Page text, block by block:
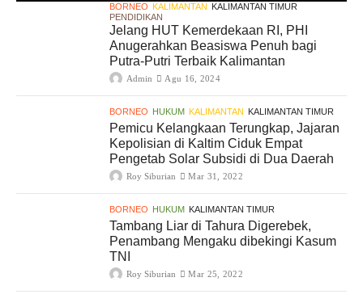
BORNEO KALIMANTAN KALIMANTAN TIMUR
PENDIDIKAN
Jelang HUT Kemerdekaan RI, PHI
Anugerahkan Beasiswa Penuh bagi
Putra-Putri Terbaik Kalimantan
Admin Agu 16, 2024
BORNEO HUKUM KALIMANTAN KALIMANTAN TIMUR
Pemicu Kelangkaan Terungkap, Jajaran
Kepolisian di Kaltim Ciduk Empat
Pengetab Solar Subsidi di Dua Daerah
Roy Siburian Mar 31, 2022
BORNEO HUKUM KALIMANTAN TIMUR
Tambang Liar di Tahura Digerebek,
Penambang Mengaku dibekingi Kasum
TNI
Roy Siburian Mar 25, 2022